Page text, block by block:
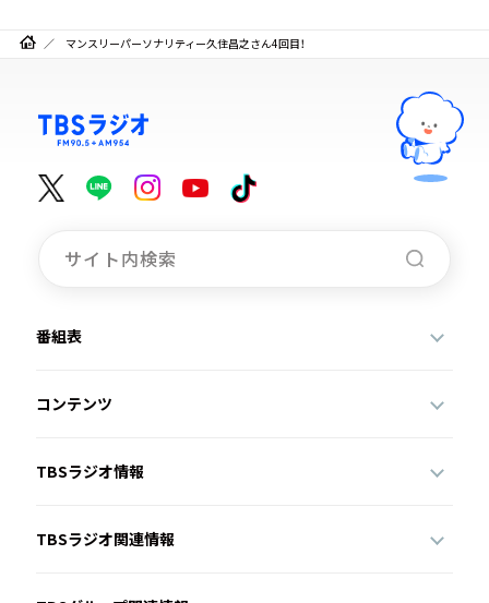
マンスリーパーソナリティー久住昌之さん4回目！
番組表
コンテンツ
TBSラジオ情報
TBSラジオ関連情報